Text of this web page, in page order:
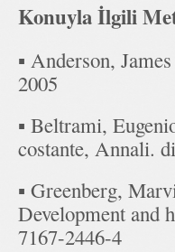
Konuyla İlgili
▪ Anderson,
2005
▪ Beltrami,
costante, Annali.
▪ Greenberg,
Development and
7167-2446-4